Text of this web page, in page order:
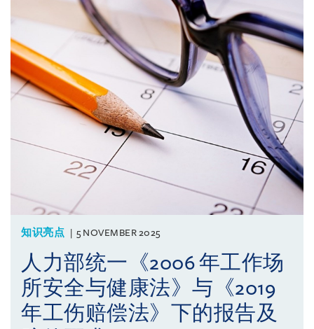
知识亮点 5 NOVEMBER 2025
人力部统一《2006 年工作场
所安全与健康法》与《2019
年工伤赔偿法》下的报告及